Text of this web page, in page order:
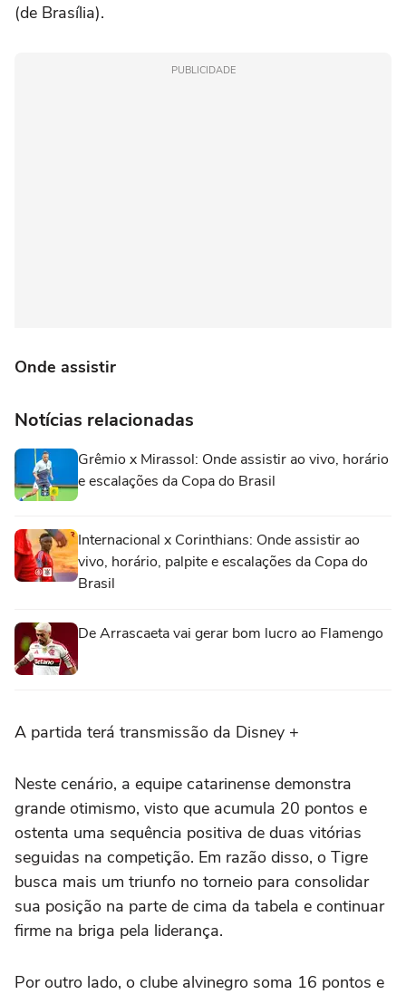
(de Brasília).
PUBLICIDADE
Onde assistir
Notícias relacionadas
Grêmio x Mirassol: Onde assistir ao vivo, horário
e escalações da Copa do Brasil
Internacional x Corinthians: Onde assistir ao
vivo, horário, palpite e escalações da Copa do
Brasil
De Arrascaeta vai gerar bom lucro ao Flamengo
A partida terá transmissão da Disney +
Neste cenário, a equipe catarinense demonstra
grande otimismo, visto que acumula 20 pontos e
ostenta uma sequência positiva de duas vitórias
seguidas na competição. Em razão disso, o Tigre
busca mais um triunfo no torneio para consolidar
sua posição na parte de cima da tabela e continuar
firme na briga pela liderança.
Por outro lado, o clube alvinegro soma 16 pontos e